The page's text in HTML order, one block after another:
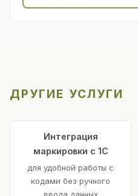
ДРУГИЕ УСЛУГИ
Интеграция
маркировки с 1С
для удобной работы с
кодами без ручного
ввода данных